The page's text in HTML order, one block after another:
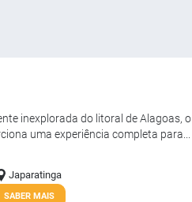
inexplorada do litoral de Alagoas, o
uma experiência completa para...
Japaratinga
SABER MAIS